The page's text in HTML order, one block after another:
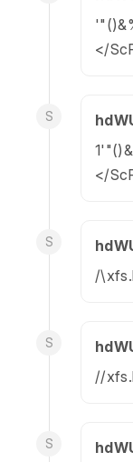
</
S
</
S
/
S
//
S